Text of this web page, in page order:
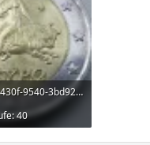
a76a7bdf-f2c2-430f-9540-3bd92bbef222.webp
40